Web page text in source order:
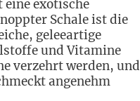
exotische
Schale ist die
geleeartige
und Vitamine
verzehrt werden, und
angenehm